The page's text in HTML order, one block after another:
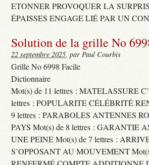
ETONNER PROVOQUER LA
ÉPAISSES ENGAGE LIÉ PAR UN
Solution de la grille No
22 septembre 2025, par Paul Courbis
Grille No 6998 Facile
Dictionnaire
Mot(s) de 11 lettres : MATELASSURE
lettres : POPULARITE CÉLÉBRITÉ
9 lettres : PARABOLES ANTENNES
PAYS Mot(s) de 8 lettres : GARANTIE
UNE PEINE Mot(s) de 7 lettres :
S’OPPOSANT AU MOUVEMENT